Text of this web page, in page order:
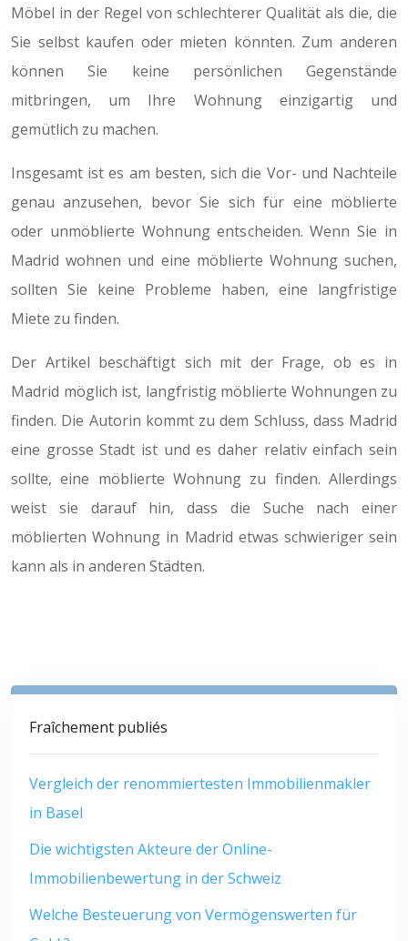
Möbel in der Regel von schlechterer Qualität als die, die
Sie selbst kaufen oder mieten könnten. Zum anderen
können Sie keine persönlichen Gegenstände
mitbringen, um Ihre Wohnung einzigartig und
gemütlich zu machen.
Insgesamt ist es am besten, sich die Vor- und Nachteile
genau anzusehen, bevor Sie sich für eine möblierte
oder unmöblierte Wohnung entscheiden. Wenn Sie in
Madrid wohnen und eine möblierte Wohnung suchen,
sollten Sie keine Probleme haben, eine langfristige
Miete zu finden.
Der Artikel beschäftigt sich mit der Frage, ob es in
Madrid möglich ist, langfristig möblierte Wohnungen zu
finden. Die Autorin kommt zu dem Schluss, dass Madrid
eine grosse Stadt ist und es daher relativ einfach sein
sollte, eine möblierte Wohnung zu finden. Allerdings
weist sie darauf hin, dass die Suche nach einer
möblierten Wohnung in Madrid etwas schwieriger sein
kann als in anderen Städten.
Fraîchement publiés
Vergleich der renommiertesten Immobilienmakler
in Basel
Die wichtigsten Akteure der Online-
Immobilienbewertung in der Schweiz
Welche Besteuerung von Vermögenswerten für